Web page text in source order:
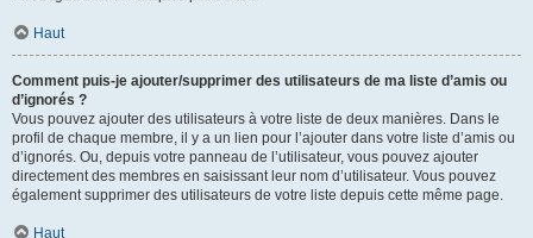
Haut
Comment puis-je ajouter/supprimer des utilisateurs de ma liste d’amis ou
d’ignorés ?
Vous pouvez ajouter des utilisateurs à votre liste de deux manières. Dans le
profil de chaque membre, il y a un lien pour l’ajouter dans votre liste d’amis ou
d’ignorés. Ou, depuis votre panneau de l’utilisateur, vous pouvez ajouter
directement des membres en saisissant leur nom d’utilisateur. Vous pouvez
également supprimer des utilisateurs de votre liste depuis cette même page.
Haut